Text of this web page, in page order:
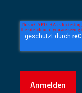
Anmelden